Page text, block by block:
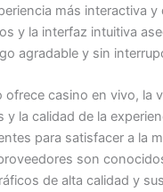
más interactiva y
y la interfaz intuitiva
agradable y sin
ofrece casino en vivo, la
y la calidad de la
para satisfacer a la
son
de alta calidad y